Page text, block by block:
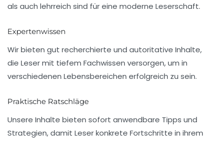
als auch lehrreich sind für eine moderne Leserschaft.
Expertenwissen
Wir bieten gut recherchierte und autoritative Inhalte,
die Leser mit tiefem Fachwissen versorgen, um in
verschiedenen Lebensbereichen erfolgreich zu sein.
Praktische Ratschläge
Unsere Inhalte bieten sofort anwendbare Tipps und
Strategien, damit Leser konkrete Fortschritte in ihrem